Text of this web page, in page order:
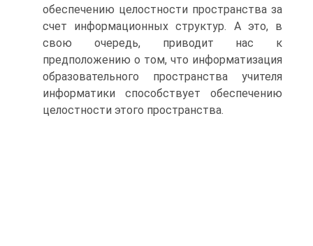
обеспечению целостности пространства за
счет информационных структур. А это, в
свою очередь, приводит нас к
предположению о том, что информатизация
образовательного пространства учителя
информатики способствует обеспечению
целостности этого пространства.